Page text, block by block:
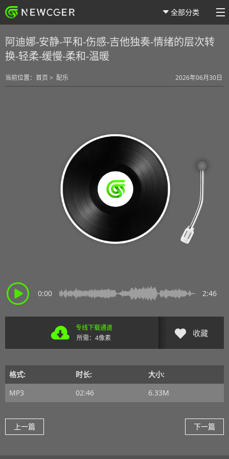
全部分类
阿迪娜-安静-平和-伤感-吉他独奏-情绪的层次转
换-轻柔-缓慢-柔和-温暖
当前位置： 首页 > 配乐 2026年06月30日
0:00 2:46
专线下载通道
所需：4像素
收藏
格式: 时长:
大小:
MP3
02:46 6.33M
上一篇 下一篇